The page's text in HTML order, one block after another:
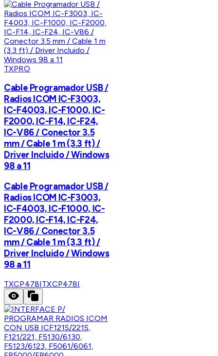
TXPRO
Cable Programador USB /
Radios ICOM IC-F3003,
IC-F4003, IC-F1000, IC-
F2000, IC-F14, IC-F24,
IC-V86 / Conector 3.5
mm / Cable 1 m (3.3 ft) /
Driver Incluido / Windows
98 a 11
Cable Programador USB /
Radios ICOM IC-F3003,
IC-F4003, IC-F1000, IC-
F2000, IC-F14, IC-F24,
IC-V86 / Conector 3.5
mm / Cable 1 m (3.3 ft) /
Driver Incluido / Windows
98 a 11
TXCP478ITXCP478I